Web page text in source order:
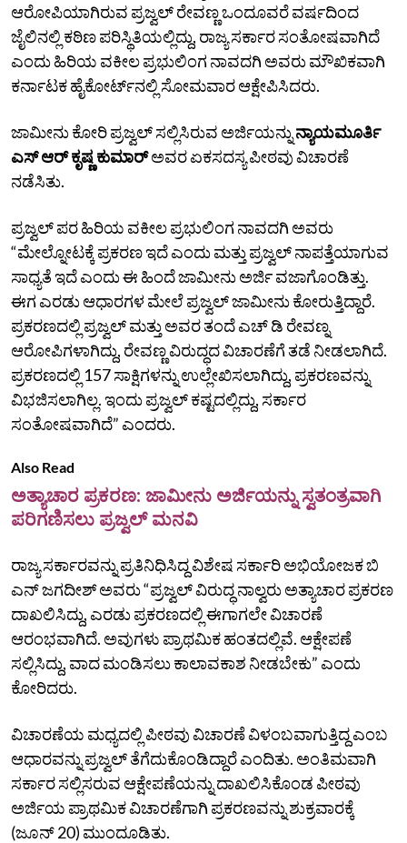
ಆರೋಪಿಯಾಗಿರುವ ಪ್ರಜ್ವಲ್‌ ರೇವಣ್ಣ ಒಂದೂವರೆ ವರ್ಷದಿಂದ
ಜೈಲಿನಲ್ಲಿ ಕಠಿಣ ಪರಿಸ್ಥಿತಿಯಲ್ಲಿದ್ದು, ರಾಜ್ಯ ಸರ್ಕಾರ ಸಂತೋಷವಾಗಿದೆ
ಎಂದು ಹಿರಿಯ ವಕೀಲ ಪ್ರಭುಲಿಂಗ ನಾವದಗಿ ಅವರು ಮೌಖಿಕವಾಗಿ
ಕರ್ನಾಟಕ ಹೈಕೋರ್ಟ್‌ನಲ್ಲಿ ಸೋಮವಾರ ಆಕ್ಷೇಪಿಸಿದರು.
ಜಾಮೀನು ಕೋರಿ ಪ್ರಜ್ವಲ್‌ ಸಲ್ಲಿಸಿರುವ ಅರ್ಜಿಯನ್ನುನ್ಯಾಯಮೂರ್ತಿ
ಎಸ್‌ ಆರ್‌ ಕೃಷ್ಣ ಕುಮಾರ್‌ಅವರ ಏಕಸದಸ್ಯ ಪೀಠವು ವಿಚಾರಣೆ
ನಡೆಸಿತು.
ಪ್ರಜ್ವಲ್‌ ಪರ ಹಿರಿಯ ವಕೀಲ ಪ್ರಭುಲಿಂಗ ನಾವದಗಿ ಅವರು
“ಮೇಲ್ನೋಟಕ್ಕೆ ಪ್ರಕರಣ ಇದೆ ಎಂದು ಮತ್ತು ಪ್ರಜ್ವಲ್‌ ನಾಪತ್ತೆಯಾಗುವ
ಸಾಧ್ಯತೆ ಇದೆ ಎಂದು ಈ ಹಿಂದೆ ಜಾಮೀನು ಅರ್ಜಿ ವಜಾಗೊಂಡಿತ್ತು.
ಈಗ ಎರಡು ಆಧಾರಗಳ ಮೇಲೆ ಪ್ರಜ್ವಲ್‌ ಜಾಮೀನು ಕೋರುತ್ತಿದ್ದಾರೆ.
ಪ್ರಕರಣದಲ್ಲಿ ಪ್ರಜ್ವಲ್‌ ಮತ್ತು ಅವರ ತಂದೆ ಎಚ್‌ ಡಿ ರೇವಣ್ನ
ಆರೋಪಿಗಳಾಗಿದ್ದು, ರೇವಣ್ಣ ವಿರುದ್ಧದ ವಿಚಾರಣೆಗೆ ತಡೆ ನೀಡಲಾಗಿದೆ.
ಪ್ರಕರಣದಲ್ಲಿ 157 ಸಾಕ್ಷಿಗಳನ್ನು ಉಲ್ಲೇಖಿಸಲಾಗಿದ್ದು, ಪ್ರಕರಣವನ್ನು
ವಿಭಜಿಸಲಾಗಿಲ್ಲ. ಇಂದು ಪ್ರಜ್ವಲ್‌ ಕಷ್ಟದಲ್ಲಿದ್ದು, ಸರ್ಕಾರ
ಸಂತೋಷವಾಗಿದೆ” ಎಂದರು.
Also Read
ಅತ್ಯಾಚಾರ ಪ್ರಕರಣ: ಜಾಮೀನು ಅರ್ಜಿಯನ್ನು ಸ್ವತಂತ್ರವಾಗಿ
ಪರಿಗಣಿಸಲು ಪ್ರಜ್ವಲ್‌ ಮನವಿ
ರಾಜ್ಯ ಸರ್ಕಾರವನ್ನು ಪ್ರತಿನಿಧಿಸಿದ್ದ ವಿಶೇಷ ಸರ್ಕಾರಿ ಅಭಿಯೋಜಕ ಬಿ
ಎನ್‌ ಜಗದೀಶ್‌ ಅವರು “ಪ್ರಜ್ವಲ್‌ ವಿರುದ್ಧ ನಾಲ್ವರು ಅತ್ಯಾಚಾರ ಪ್ರಕರಣ
ದಾಖಲಿಸಿದ್ದು, ಎರಡು ಪ್ರಕರಣದಲ್ಲಿ ಈಗಾಗಲೇ ವಿಚಾರಣೆ
ಆರಂಭವಾಗಿದೆ. ಅವುಗಳು ಪ್ರಾಥಮಿಕ ಹಂತದಲ್ಲಿವೆ. ಆಕ್ಷೇಪಣೆ
ಸಲ್ಲಿಸಿದ್ದು, ವಾದ ಮಂಡಿಸಲು ಕಾಲಾವಕಾಶ ನೀಡಬೇಕು” ಎಂದು
ಕೋರಿದರು.
ವಿಚಾರಣೆಯ ಮಧ್ಯದಲ್ಲಿ ಪೀಠವು ವಿಚಾರಣೆ ವಿಳಂಬವಾಗುತ್ತಿದ್ದ ಎಂಬ
ಆಧಾರವನ್ನು ಪ್ರಜ್ವಲ್‌ ತೆಗೆದುಕೊಂಡಿದ್ದಾರೆ ಎಂದಿತು. ಅಂತಿಮವಾಗಿ
ಸರ್ಕಾರ ಸಲ್ಲಿಸರುವ ಆಕ್ಷೇಪಣೆಯನ್ನು ದಾಖಲಿಸಿಕೊಂಡ ಪೀಠವು
ಅರ್ಜಿಯ ಪ್ರಾಥಮಿಕ ವಿಚಾರಣೆಗಾಗಿ ಪ್ರಕರಣವನ್ನು ಶುಕ್ರವಾರಕ್ಕೆ
(ಜೂನ್‌ 20) ಮುಂದೂಡಿತು.